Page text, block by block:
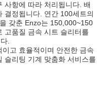
사항에 따라 처리됩니다. 배
결정됩니다. 연간 100세트의
갖춘 Enzo는 150,000~150
고품질 금속 시트 슬리터를
.
고 효율적이며 안전한 금속
슬리팅 기계 맞춤화 서비스를